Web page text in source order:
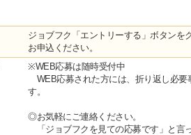
ジョブフク「エントリーする」ボタンを
お申込ください。
※WEB応募は随時受付中
WEB応募された方には、折り返し必要
す。
◎お気軽にご連絡ください。
「ジョブフクを見ての応募です」と言